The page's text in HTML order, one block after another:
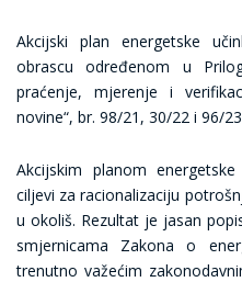
Akcijski plan energetske
obrascu određenom u
praćenje, mjerenje i
novine“, br. 98/21, 30/22 i 96/
Akcijskim planom
ciljevi za racionalizaciju
u okoliš. Rezultat je jasan
smjernicama Zakona o
trenutno važećim